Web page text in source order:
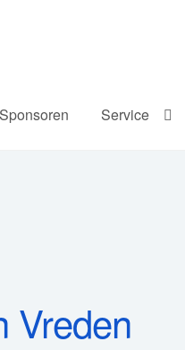
Sponsoren Service
Vreden